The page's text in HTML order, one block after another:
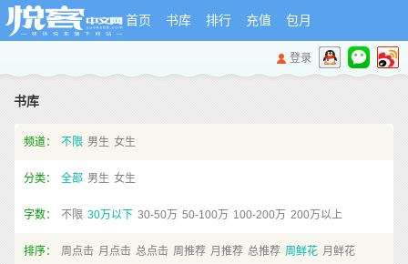
首页 书库 排行 充值 包月
登录
书库
频道： 不限 男生 女生
分类： 全部 男生 女生
字数： 不限 30万以下 30-50万 50-100万 100-200万 200万以上
排序： 周点击 月点击 总点击 周推荐 月推荐 总推荐 周鲜花 月鲜花